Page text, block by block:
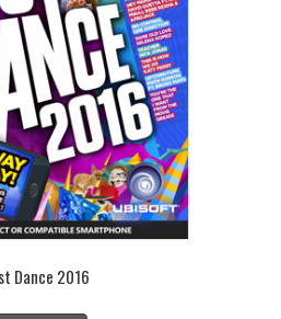
Dance 2016